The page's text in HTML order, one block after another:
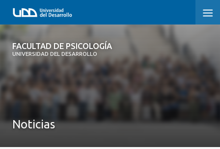
FACULTAD DE PSICOLOGÍA
UNIVERSIDAD DEL DESARROLLO
FACULTAD DE PSICOLOGÍA
Noticias